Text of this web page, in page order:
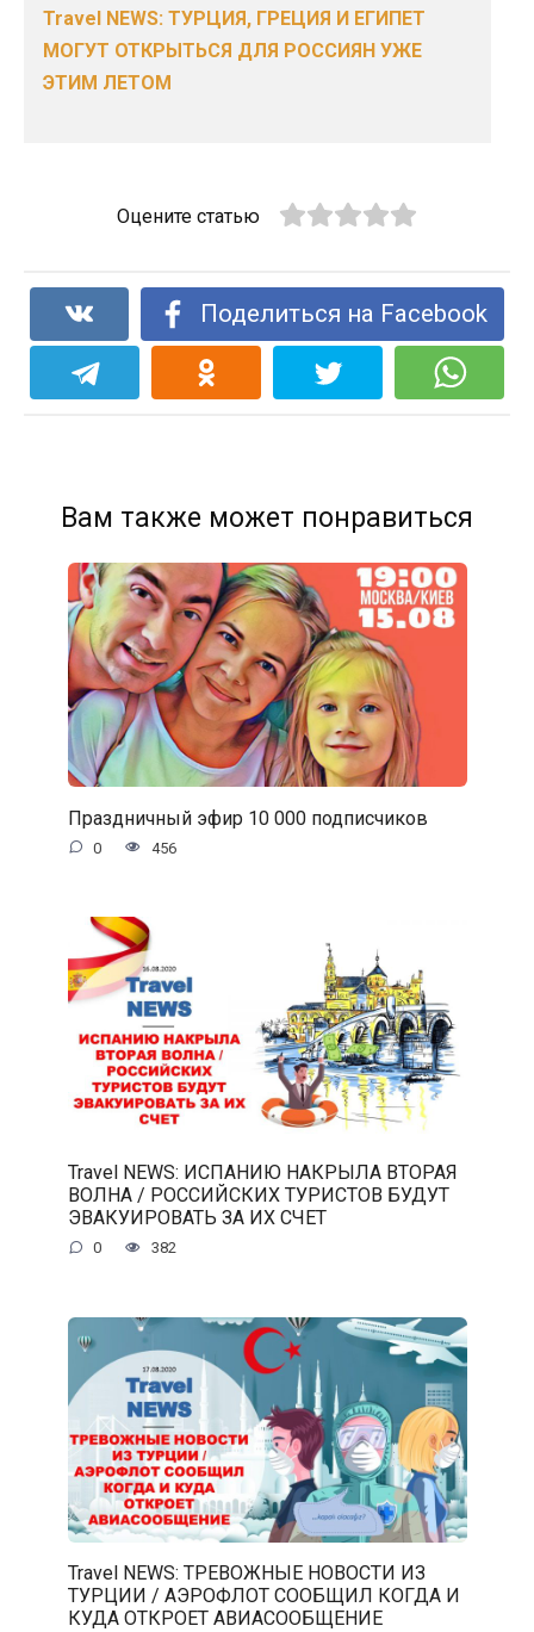
Travel NEWS: ТУРЦИЯ, ГРЕЦИЯ И ЕГИПЕТ
МОГУТ ОТКРЫТЬСЯ ДЛЯ РОССИЯН УЖЕ
ЭТИМ ЛЕТОМ
Оцените статью
Поделиться на Facebook
Вам также может понравиться
Праздничный эфир 10 000 подписчиков
0 456
Travel NEWS: ИСПАНИЮ НАКРЫЛА ВТОРАЯ
ВОЛНА / РОССИЙСКИХ ТУРИСТОВ БУДУТ
ЭВАКУИРОВАТЬ ЗА ИХ СЧЕТ
0 382
Travel NEWS: ТРЕВОЖНЫЕ НОВОСТИ ИЗ
ТУРЦИИ / АЭРОФЛОТ СООБЩИЛ КОГДА И
КУДА ОТКРОЕТ АВИАСООБЩЕНИЕ